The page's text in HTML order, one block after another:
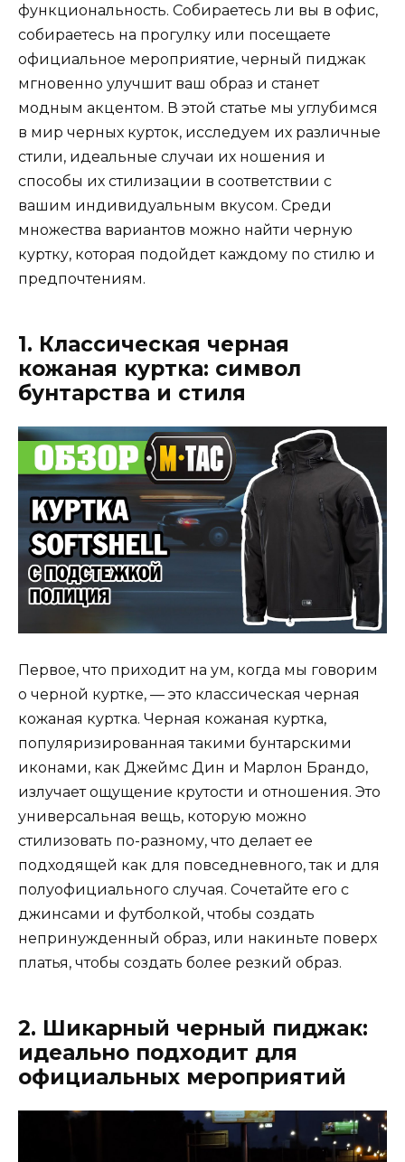
функциональность. Собираетесь ли вы в офис,
собираетесь на прогулку или посещаете
официальное мероприятие, черный пиджак
мгновенно улучшит ваш образ и станет
модным акцентом. В этой статье мы углубимся
в мир черных курток, исследуем их различные
стили, идеальные случаи их ношения и
способы их стилизации в соответствии с
вашим индивидуальным вкусом. Среди
множества вариантов можно найти черную
куртку, которая подойдет каждому по стилю и
предпочтениям.
1. Классическая черная
кожаная куртка: символ
бунтарства и стиля
Первое, что приходит на ум, когда мы говорим
о черной куртке, — это классическая черная
кожаная куртка. Черная кожаная куртка,
популяризированная такими бунтарскими
иконами, как Джеймс Дин и Марлон Брандо,
излучает ощущение крутости и отношения. Это
универсальная вещь, которую можно
стилизовать по-разному, что делает ее
подходящей как для повседневного, так и для
полуофициального случая. Сочетайте его с
джинсами и футболкой, чтобы создать
непринужденный образ, или накиньте поверх
платья, чтобы создать более резкий образ.
2. Шикарный черный пиджак:
идеально подходит для
официальных мероприятий